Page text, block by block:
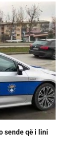
sende që i lini